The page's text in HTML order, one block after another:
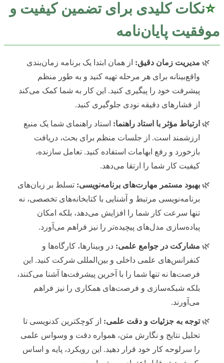
⭐نکات کلیدی برای تضمین کیفیت و
موفقیت پایان‌نامه
مدیریت زمان دقیق: از همان ابتدا یک برنامه زمان‌بندی
واقع‌بینانه برای هر مرحله تهیه کنید و به طور منظم
پیشرفت خود را پیگیری کنید. این کار به شما کمک می‌کند
از فشارهای دقیقه نودی جلوگیری کنید.
ارتباط مؤثر با استاد راهنما: استاد راهنمای شما یک منبع
ارزشمند است. از جلسات منظم برای بحث، دریافت
بازخورد و رفع ابهامات استفاده کنید. تعامل سازنده،
کیفیت کار شما را ارتقا می‌دهد.
بهبود مستمر مهارت‌های برنامه‌نویسی: تسلط بر زبان‌های
برنامه‌نویسی مرتبط و آشنایی با کتابخانه‌های تخصصی، نه
تنها سرعت کار شما را افزایش می‌دهد، بلکه امکان
پیاده‌سازی مدل‌های پیچیده‌تر را نیز فراهم می‌آورد.
مشارکت در جوامع علمی: در وبینارها، کارگاه‌ها و
کنفرانس‌های علمی داخلی و بین‌المللی شرکت کنید. این
فرصت‌ها نه تنها شما را با آخرین پیشرفت‌ها آشنا می‌کنند،
بلکه شبکه‌سازی و فرصت‌های همکاری را نیز فراهم
می‌آورند.
توجه به جزئیات و دقت علمی: از کوچکترین کدنویسی تا
تحلیل نتایج و نگارش متن، همواره دقت و وسواس علمی
را سرلوحه کار خود قرار دهید. این رویکرد، پایه و اساس